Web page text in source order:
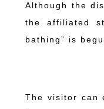
Although the
the affiliated
bathing” is
The visitor can